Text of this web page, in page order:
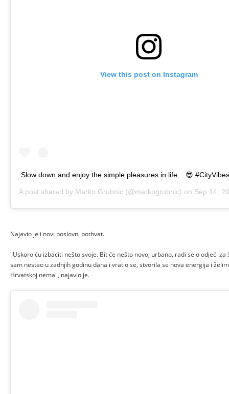
View this post on Instagram
Slow down and enjoy the simple pleasures in life... 😎
A post shared by Marko Grubnic (@markogrubnic) on Sep 14,
Najavio je i novi poslovni pothvat.
"Uskoro ću izbaciti nešto svoje. Bit će nešto novo, urbano, radi se o odjeći za
sam nestao u zadnjih godinu dana i vratio se, stvorila se nova energija i
Hrvatskoj nema", najavio je.